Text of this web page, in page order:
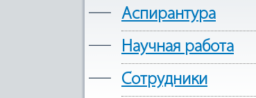
— Аспирантура
— Научная работа
— Сотрудники